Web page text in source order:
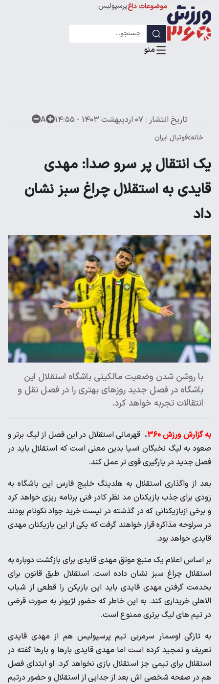
موضوعات داغپرسپولیس
لیگ قهرمانان
تاریخ انتشار :۰۷ اردیبهشت ۱۴۰۳ - ۱۴:۵۵ A
خانه فوتبال ایران
یک انتقال پر سرو صدا: مهدی
قایدی به استقلال چراغ سبز نشان
داد
با روشن شدن وضعیت مالکیتی باشگاه استقلال این
باشگاه در فصل جدید روزهای بهتری را در فصل نقل و
انتقالات تجربه خواهد کرد.
به گزارش ورزش ۳۶۰
، قهرمانی استقلال در این فصل از لیگ برتر و
صعود به لیگ نخبگان آسیا بدین معنی است که استقلال باید در
فصل جدید در یارگیری قوی تر عمل کند.
بعد از واگذاری استقلال به هلدینگ خلیج فارس این باشگاه به
زودی برای جذب بازیکنان مد نظر کادر فنی برنامه ریزی خواهد کرد
و برخی ازبازیکنانی که در گذشته در لیست خرید جواد نکونام بودند
در سرلوحه مذاکره قرار خواهند گرفت که یکی از این بازیکنان مهدی
قایدی خواهد بود.
بر اساس اعلام یک منبع موثق مهدی قایدی برای بازگشت دوباره به
استقلال چراغ سبز نشان داده است. استقلال طبق قانون برای
بخدمت گرفتن مهدی قایدی باید این بازیکن را قطعی از شباب
الاهلی خریداری کند. به این خاطر که حضور لژیونر به صورت قرضی
در تیم های لیگ برتری ممنوع است.
به تازگی اوسمار سرمربی تیم پرسپولیس هم از مهدی قایدی
تعریف و تمجید کرده است اما مهدی قایدی بارها و بارها گفته در
استقلال برای تیمی جز استقلال بازی نخواهد کرد. او ابتدای فصل
هم در صفحه شخصی اش بعد از جدایی از استقلال و حضور درتیم